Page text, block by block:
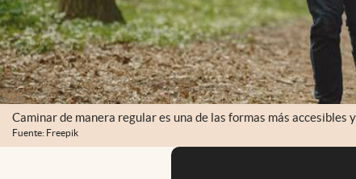
Caminar de manera regular es una de las formas más
Fuente: Freepik